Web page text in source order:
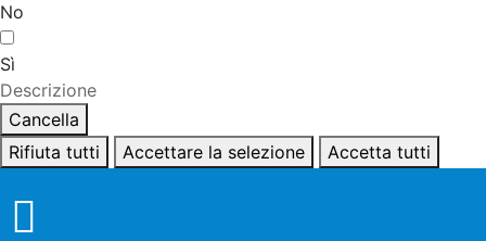
No
Sì
Descrizione
Cancella
Rifiuta tutti
Accettare la selezione Accetta tutti